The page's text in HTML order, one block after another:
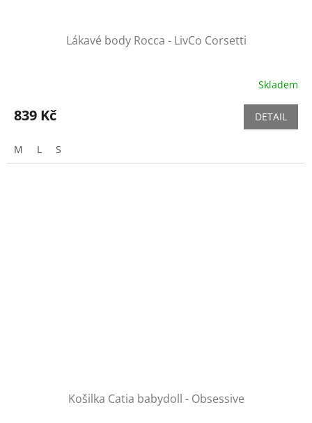
Lákavé body Rocca - LivCo Corsetti
Skladem
839 Kč DETAIL
M L S
Košilka Catia babydoll - Obsessive